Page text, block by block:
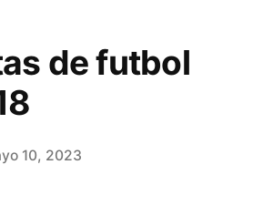
de futbol
10, 2023